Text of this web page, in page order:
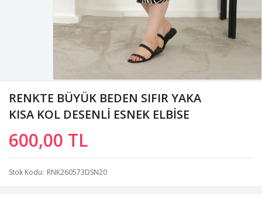
RENKTE BÜYÜK BEDEN SIFIR YAKA
KISA KOL DESENLİ ESNEK ELBİSE
600,00 TL
Stok Kodu RNK260573DSN20